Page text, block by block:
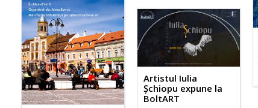
Artistul Iulia
Șchiopu expune la
BoltART